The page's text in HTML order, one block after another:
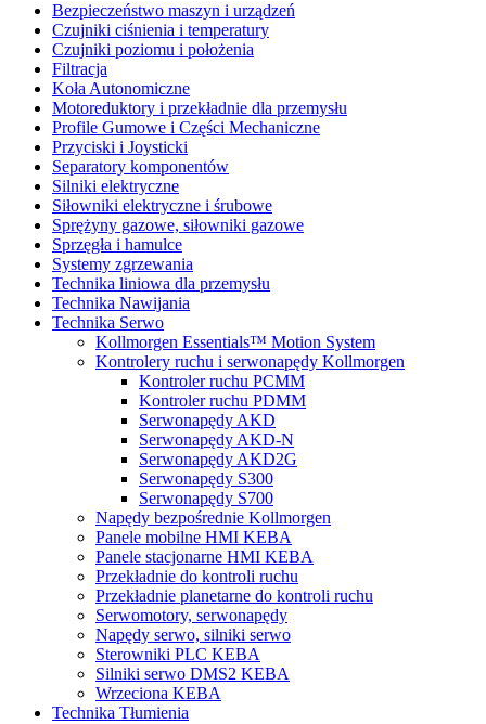
Bezpieczeństwo maszyn i urządzeń
Czujniki ciśnienia i temperatury
Czujniki poziomu i położenia
Filtracja
Koła Autonomiczne
Motoreduktory i przekładnie dla przemysłu
Profile Gumowe i Części Mechaniczne
Przyciski i Joysticki
Separatory komponentów
Silniki elektryczne
Siłowniki elektryczne i śrubowe
Sprężyny gazowe, siłowniki gazowe
Sprzęgła i hamulce
Systemy zgrzewania
Technika liniowa dla przemysłu
Technika Nawijania
Technika Serwo
Kollmorgen Essentials™ Motion System
Kontrolery ruchu i serwonapędy Kollmorgen
Kontroler ruchu PCMM
Kontroler ruchu PDMM
Serwonapędy AKD
Serwonapędy AKD-N
Serwonapędy AKD2G
Serwonapędy S300
Serwonapędy S700
Napędy bezpośrednie Kollmorgen
Panele mobilne HMI KEBA
Panele stacjonarne HMI KEBA
Przekładnie do kontroli ruchu
Przekładnie planetarne do kontroli ruchu
Serwomotory, serwonapędy
Napędy serwo, silniki serwo
Sterowniki PLC KEBA
Silniki serwo DMS2 KEBA
Wrzeciona KEBA
Technika Tłumienia